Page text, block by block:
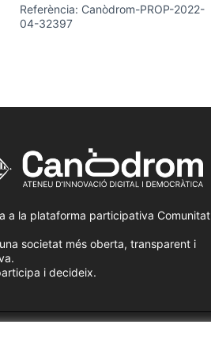
Referència: Canòdrom-PROP-2022-
04-32397
a la plataforma participativa Comunitat
societat més oberta, transparent i
i decideix.